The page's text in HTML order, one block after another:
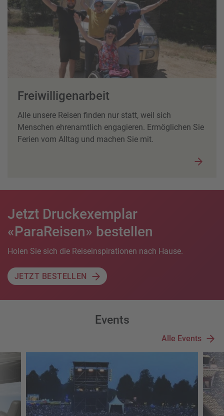
Freiwilligenarbeit
Alle unsere Reisen finden nur statt, weil sich
Menschen ehrenamtlich engagieren. Ermöglichen Sie
Ferien vom Alltag und machen Sie mit.
Jetzt Druckexemplar
«ParaReisen» bestellen
Holen Sie sich die Reiseinspirationen nach Hause.
JETZT BESTELLEN
Events
Alle Events